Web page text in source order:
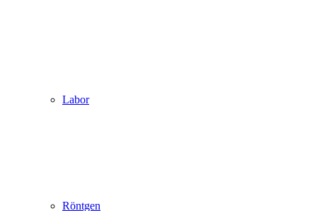
Labor
Röntgen